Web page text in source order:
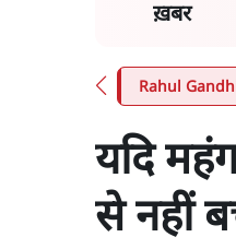
ख़बर
Rahul
यदि
से नहीं